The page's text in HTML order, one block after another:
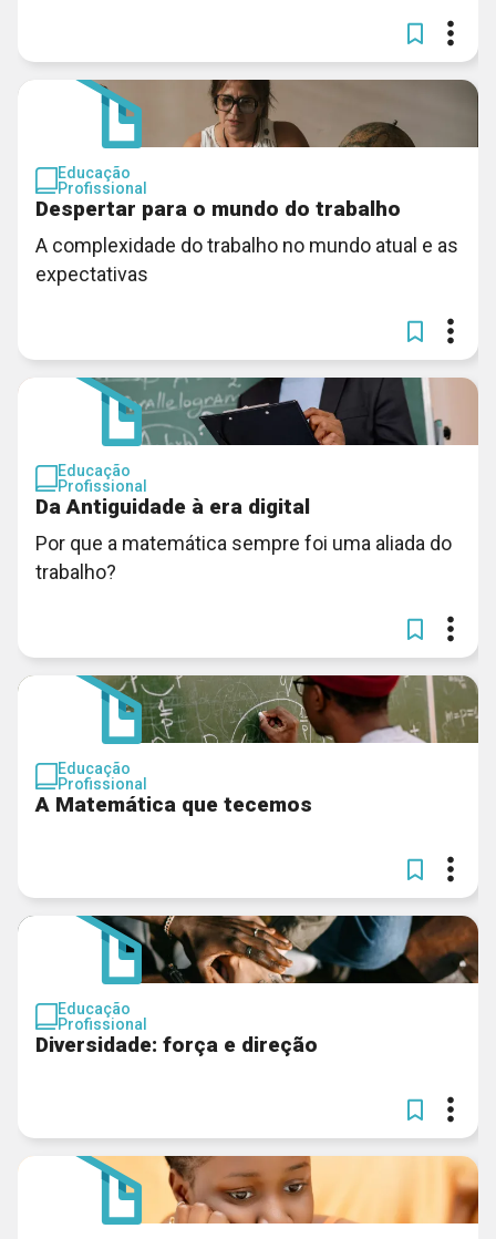
Educação
Profissional
Despertar para o mundo do trabalho
A complexidade do trabalho no mundo atual e as
expectativas
Educação
Profissional
Da Antiguidade à era digital
Por que a matemática sempre foi uma aliada do
trabalho?
Educação
Profissional
A Matemática que tecemos
Educação
Profissional
Diversidade: força e direção